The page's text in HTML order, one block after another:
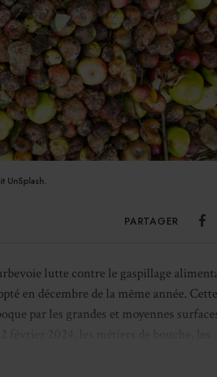
UnSplash.
PARTAGER
lutte contre le gaspillage
en décembre de la même année. Cette
par les grandes et moyennes